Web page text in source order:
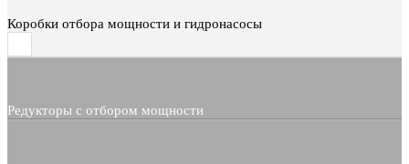
Коробки отбора мощности и гидронасосы
Редукторы с отбором мощности